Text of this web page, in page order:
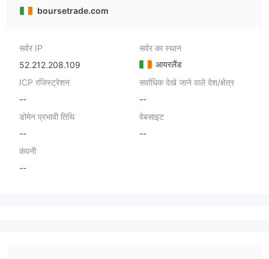
boursetrade.com
सर्वर IP
52.212.208.109
सर्वर का स्थान
आयरलैंड
ICP रजिस्ट्रेशन
--
सर्वाधिक देखे जाने वाले देश/क्षेत्र
--
डोमेन प्रभावी तिथि
--
वेबसाइट
--
कंपनी
--